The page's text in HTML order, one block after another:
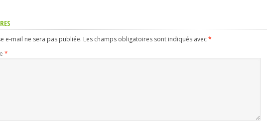
e-mail ne sera pas publiée. Les champs obligatoires sont indiqués avec*
*